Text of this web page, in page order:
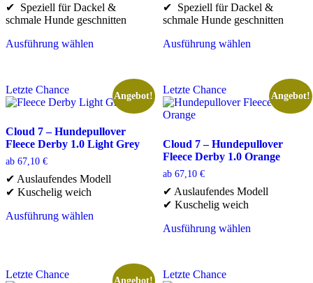
werden
✔ Speziell für Dackel &
schmale Hunde geschnitten
Ausführung wählen
mehrere
Varianten
Die
Optionen
können
auf
der
Produktseite
werden
✔ Speziell für Dackel &
schmale Hunde geschnitten
Ausführung wählen
mehrere
Varianten
auf.
Optionen
können
auf
der
Produktseite
gewählt
Letzte Chance
Angebot!
Cloud 7 – Hundepullover
Fleece Derby 1.0 Light Grey
ab 67,10 €
✔ Auslaufendes Modell
✔ Kuschelig weich
Ausführung wählen
Varianten
Letzte Chance
Angebot!
Cloud 7 – Hundepullover
Fleece Derby 1.0 Orange
ab 67,10 €
✔ Auslaufendes Modell
✔ Kuschelig weich
Ausführung wählen
mehrere
Letzte Chance
Angebot!
Letzte Chance